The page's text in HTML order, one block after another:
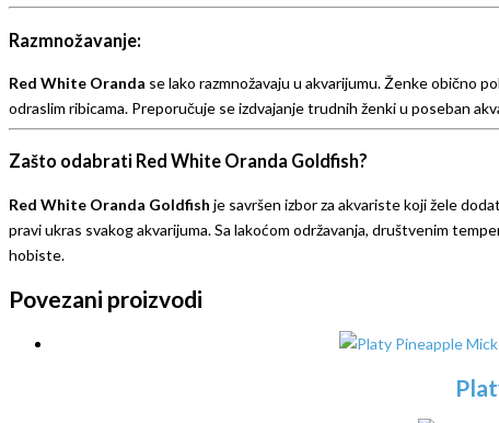
Razmnožavanje:
Red White Oranda se lako razmnožavaju u akvarijumu. Ženke obično
odraslim ribicama. Preporučuje se izdvajanje trudnih ženki u poseban
Zašto odabrati Red White Oranda Goldfish?
Red White Oranda Goldfish je savršen izbor za akvariste koji žele
pravi ukras svakog akvarijuma. Sa lakoćom održavanja, društvenim
hobiste.
Povezani proizvodi